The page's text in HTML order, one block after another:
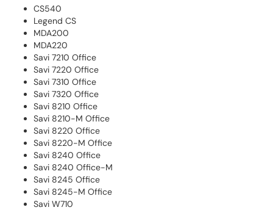
CS540
Legend CS
MDA200
MDA220
Savi 7210 Office
Savi 7220 Office
Savi 7310 Office
Savi 7320 Office
Savi 8210 Office
Savi 8210-M Office
Savi 8220 Office
Savi 8220-M Office
Savi 8240 Office
Savi 8240 Office-M
Savi 8245 Office
Savi 8245-M Office
Savi W710